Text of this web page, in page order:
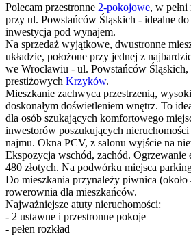
Polecam przestronne 2-pokojowe, w pełni
przy ul. Powstańców Śląskich - idealne
inwestycja pod wynajem.
Na sprzedaż wyjątkowe, dwustronne
układzie, położone przy jednej z
we Wrocławiu - ul. Powstańców
prestiżowych Krzyków.
Mieszkanie zachwyca przestrzenią,
doskonałym doświetleniem wnętrz. To
dla osób szukających komfortowego
inwestorów poszukujących nieruchomości
najmu. Okna PCV, z salonu wyjście na
Ekspozycja wschód, zachód. Ogrzewanie
480 złotych. Na podwórku miejsca
Do mieszkania przynależy piwnica
rowerownia dla mieszkańców.
Najważniejsze atuty nieruchomości:
- 2 ustawne i przestronne pokoje
- pełen rozkład